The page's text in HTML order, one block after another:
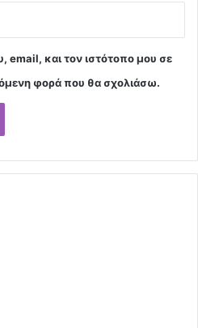
και τον ιστότοπο μου σε
φορά που θα σχολιάσω.